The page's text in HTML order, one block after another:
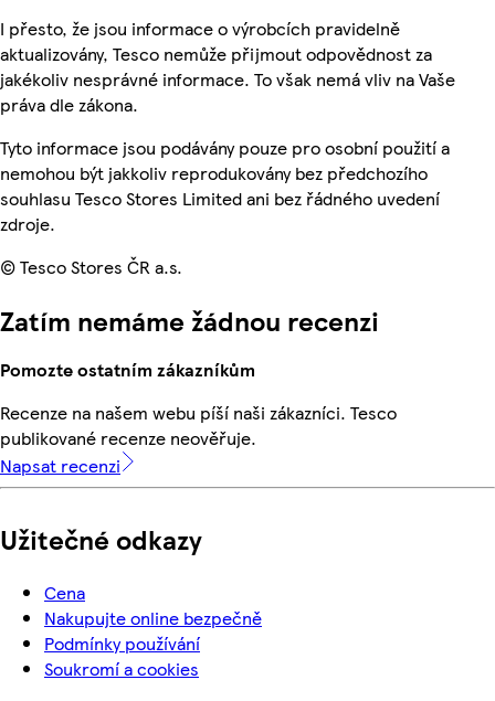
I přesto, že jsou informace o výrobcích pravidelně
aktualizovány, Tesco nemůže přijmout odpovědnost za
jakékoliv nesprávné informace. To však nemá vliv na Vaše
práva dle zákona.
Tyto informace jsou podávány pouze pro osobní použití a
nemohou být jakkoliv reprodukovány bez předchozího
souhlasu Tesco Stores Limited ani bez řádného uvedení
zdroje.
© Tesco Stores ČR a.s.
Zatím nemáme žádnou recenzi
Pomozte ostatním zákazníkům
Recenze na našem webu píší naši zákazníci. Tesco
publikované recenze neověřuje.
Napsat recenzi
Užitečné odkazy
Cena
Nakupujte online bezpečně
Podmínky používání
Soukromí a cookies